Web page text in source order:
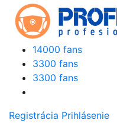
14000 fans
3300 fans
3300 fans
Registrácia Prihlásenie